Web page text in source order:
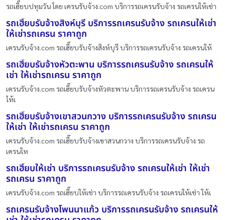
รถเฮี๊ยบปทุมวัน โดย เครนรับจ้าง.com บริการรถเครนรับจ้าง รถเครนให้เช่า
รถเฮี๊ยบรับจ้างสิงห์บุรี บริการรถเครนรับจ้าง รถเครนให้เช่า
ให้เช่ารถเครน ราคาถูก
เครนรับจ้าง.com รถเฮี๊ยบรับจ้างสิงห์บุรี บริการรถเครนรับจ้าง รถเครนให้
รถเฮี๊ยบรับจ้างหัวตะพาน บริการรถเครนรับจ้าง รถเครนให้
เช่า ให้เช่ารถเครน ราคาถูก
เครนรับจ้าง.com รถเฮี๊ยบรับจ้างหัวตะพาน บริการรถเครนรับจ้าง รถเครน
ให้เ
รถเฮี๊ยบรับจ้างเขาสวนกวาง บริการรถเครนรับจ้าง รถเครน
ให้เช่า ให้เช่ารถเครน ราคาถูก
เครนรับจ้าง.com รถเฮี๊ยบรับจ้างเขาสวนกวาง บริการรถเครนรับจ้าง รถ
เครนให
รถเฮี๊ยบให้เช่า บริการรถเครนรับจ้าง รถเครนให้เช่า ให้เช่า
รถเครน ราคาถูก
เครนรับจ้าง.com รถเฮี๊ยบให้เช่า บริการรถเครนรับจ้าง รถเครนให้เช่า ให้เ
รถเครนรับจ้างโพนนาแก้ว บริการรถเครนรับจ้าง รถเครนให้